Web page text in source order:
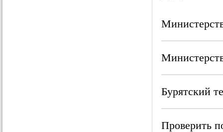
Бурятский
Проверить